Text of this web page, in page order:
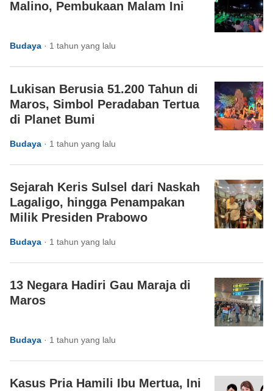
Malino, Pembukaan Malam Ini
Budaya · 1 tahun yang lalu
Lukisan Berusia 51.200 Tahun di
Maros, Simbol Peradaban Tertua
di Planet Bumi
Budaya · 1 tahun yang lalu
Sejarah Keris Sulsel dari Naskah
Lagaligo, hingga Penampakan
Milik Presiden Prabowo
Budaya · 1 tahun yang lalu
13 Negara Hadiri Gau Maraja di
Maros
Budaya · 1 tahun yang lalu
Kasus Pria Hamili Ibu Mertua, Ini